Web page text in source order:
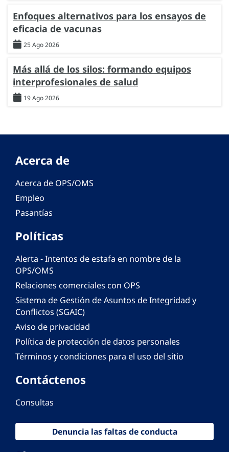
Enfoques alternativos para los ensayos de
eficacia de vacunas
25 Ago 2026
Más allá de los silos: formando equipos
interprofesionales de salud
19 Ago 2026
Acerca de
Acerca de OPS/OMS
Empleo
Pasantías
Políticas
Alerta - Intentos de estafa en nombre de la
OPS/OMS
Relaciones comerciales con OPS
Sistema de Gestión de Asuntos de Integridad y
Conflictos (SGAIC)
Aviso de privacidad
Política de protección de datos personales
Términos y condiciones para el uso del sitio
Contáctenos
Consultas
Denuncia las faltas de conducta